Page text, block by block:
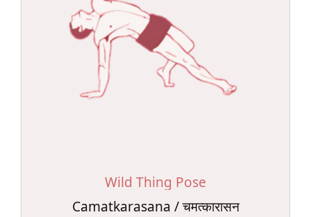
Wild Thing Pose
Camatkarasana / चमत्कारासन